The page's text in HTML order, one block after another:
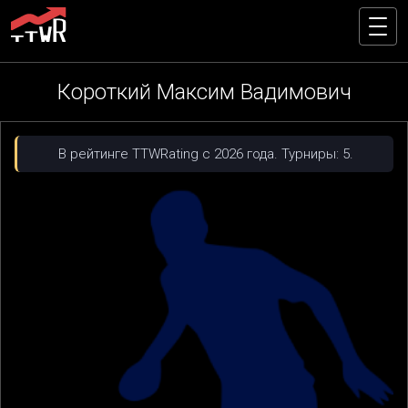
Короткий Максим Вадимович
В рейтинге TTWRating с 2026 года. Турниры: 5.